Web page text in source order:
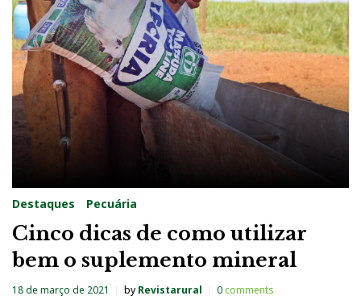
g
:
S
a
l
M
n
e
r
a
l
Destaques Pecuária
Cinco dicas de como utilizar
bem o suplemento mineral
18 de março de 2021 by Revistarural 0comments